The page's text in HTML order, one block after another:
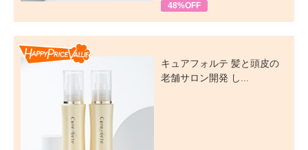
48%OFF
キュアフォルテ 髪と頭皮の
老舗サロン開発 し...